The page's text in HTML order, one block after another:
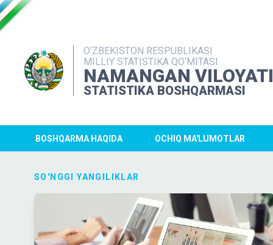
O‘ZBEKISTON RESPUBLIKASI
MILLIY STATISTIKA QO‘MITASI
NAMANGAN VILOYATI
STATISTIKA BOSHQARMASI
BOSHQARMA HAQIDA OCHIQ MA'LUMOTLAR
SO'NGGI YANGILIKLAR